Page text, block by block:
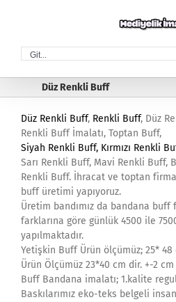
Git...
Düz Renkli Buff
Düz Renkli Buff, Renkli Buff, Düz
Renkli Buff İmalatı, Toptan Buff,
Siyah Renkli Buff, Kırmızı Renkli
Sarı Renkli Buff, Mavi Renkli Buff,
Renkli Buff. İhracat ve toptan
buff üretimi yapıyoruz.
Üretim bandımız da bandana buff
farklarına göre günlük 4500 ile
yapılmaktadır.
Yetişkin Buff Ürün ölçümüz; 25*
Ürün Ölçümüz 23*40 cm dir. +-2 cm
Buff Bandana imalatı; 1.kalite
Baskılarımız eko-teks belgeli